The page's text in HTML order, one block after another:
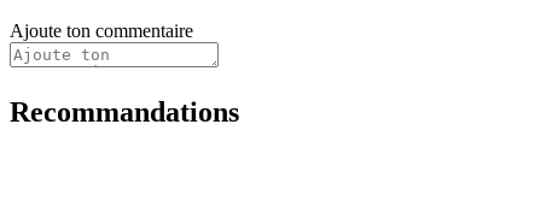
Ajoute ton commentaire
Recommandations